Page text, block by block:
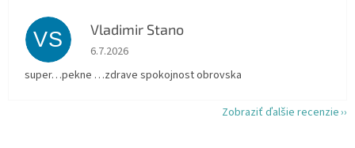
VS Vladimir Stano
Hodnotenie obchodu je 5 z 5 hviezdičiek.
6.7.2026
super…pekne …zdrave spokojnost obrovska
Zobraziť ďalšie recenzie